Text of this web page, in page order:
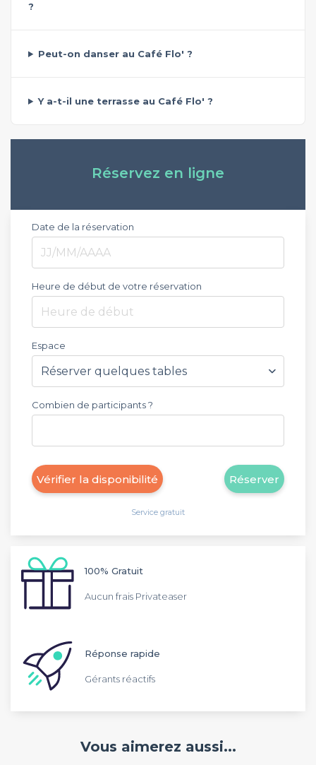
?
Peut-on danser au Café Flo' ?
Y a-t-il une terrasse au Café Flo' ?
Réservez en ligne
Date de la réservation
Heure de début de votre réservation
Heure de début
Espace
Combien de participants ?
Réserver
Vérifier la disponibilité
Service gratuit
100% Gratuit
Aucun frais Privateaser
Réponse rapide
Gérants réactifs
Vous aimerez aussi...